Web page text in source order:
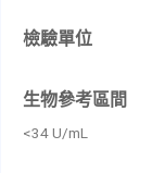
檢驗單位
生物參考區間
<34 U/mL